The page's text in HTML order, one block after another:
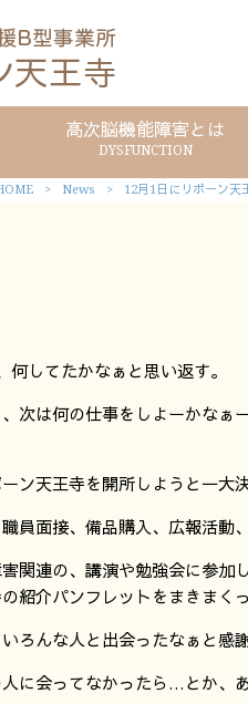
高次脳機能障害とは
DYSFUNCTION
> News > 12月1日にリボーン天
何してたかなぁと思い返す。
次は何の仕事をしよーかなぁ
ン天王寺を開所しようと一大
員面接、備品購入、広報活動
関連の、講演や勉強会に参加
紹介パンフレットをまきまく
ろんな人と出会ったなぁと感
に会ってなかったら…とか、